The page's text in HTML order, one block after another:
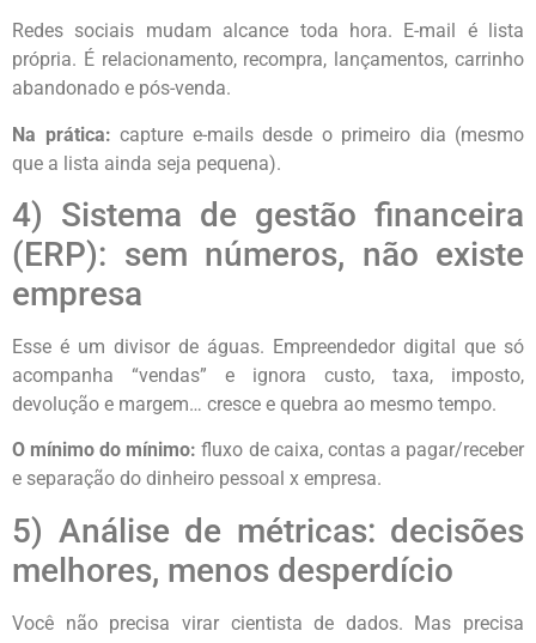
Redes sociais mudam alcance toda hora. E-mail é lista
própria. É relacionamento, recompra, lançamentos, carrinho
abandonado e pós-venda.
Na prática: capture e-mails desde o primeiro dia (mesmo
que a lista ainda seja pequena).
4) Sistema de gestão financeira
(ERP): sem números, não existe
empresa
Esse é um divisor de águas. Empreendedor digital que só
acompanha “vendas” e ignora custo, taxa, imposto,
devolução e margem… cresce e quebra ao mesmo tempo.
O mínimo do mínimo: fluxo de caixa, contas a pagar/receber
e separação do dinheiro pessoal x empresa.
5) Análise de métricas: decisões
melhores, menos desperdício
Você não precisa virar cientista de dados. Mas precisa